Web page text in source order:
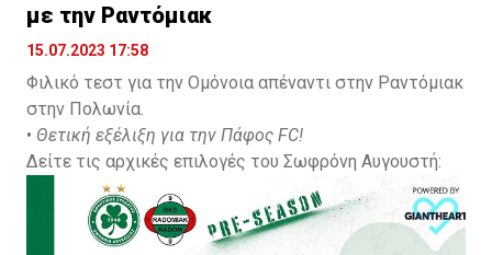
με την Ραντόμιακ
15.07.2023 17:58
Φιλικό τεστ για την Ομόνοια απέναντι στην Ραντόμιακ
στην Πολωνία.
• Θετική εξέλιξη για την Πάφος FC!
Δείτε τις αρχικές επιλογές του Σωφρόνη Αυγουστή: